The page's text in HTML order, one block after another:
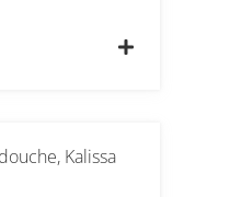
Kalissa